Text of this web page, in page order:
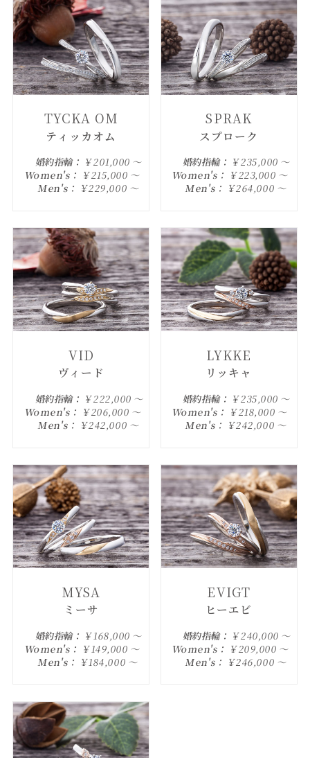
TYCKA OM
ティッカオム
婚約指輪： ￥201,000 ～
Women's： ￥215,000 ～
Men's： ￥229,000 ～
SPRAK
スプローク
婚約指輪： ￥235,000 ～
Women's： ￥223,000 ～
Men's： ￥264,000 ～
VID
ヴィード
婚約指輪： ￥222,000 ～
Women's： ￥206,000 ～
Men's： ￥242,000 ～
LYKKE
リッキャ
婚約指輪： ￥235,000 ～
Women's： ￥218,000 ～
Men's： ￥242,000 ～
MYSA
ミーサ
婚約指輪： ￥168,000 ～
Women's： ￥149,000 ～
Men's： ￥184,000 ～
EVIGT
ヒーエビ
婚約指輪： ￥240,000 ～
Women's： ￥209,000 ～
Men's： ￥246,000 ～